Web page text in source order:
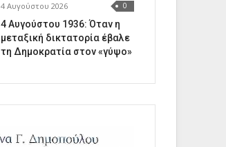
4 Αυγούστου 2026 0
4 Αυγούστου 1936: Όταν η
μεταξική δικτατορία έβαλε
τη Δημοκρατία στον «γύψο»